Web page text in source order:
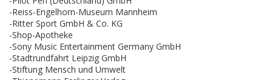
-Reiss-Engelhorn-Museum Mannheim
-Ritter Sport GmbH & Co. KG
-Shop-Apotheke
-Sony Music Entertainment Germany GmbH
-Stadtrundfahrt Leipzig GmbH
-Stiftung Mensch und Umwelt